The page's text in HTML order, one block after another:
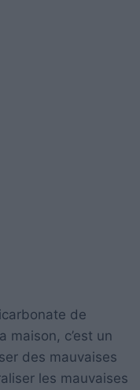
de
maison, c’est un
des mauvaises
les mauvaises